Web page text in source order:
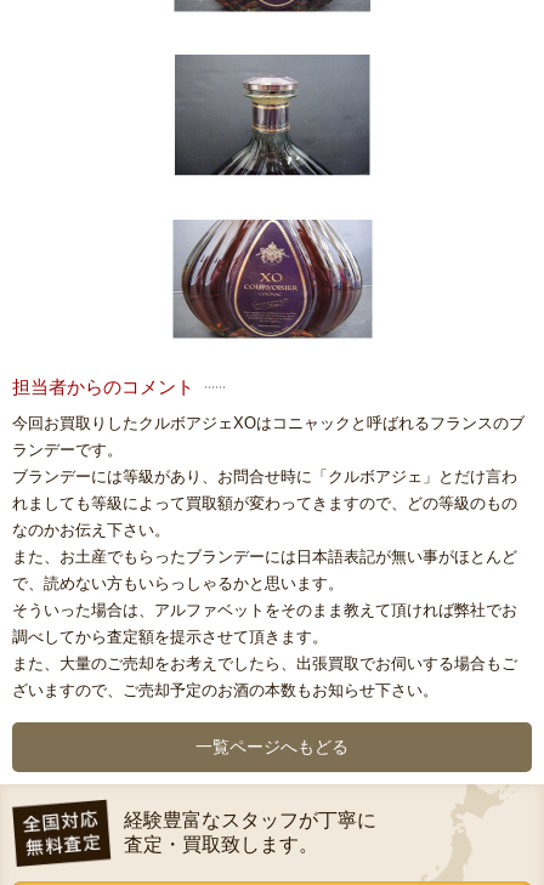
担当者からのコメント
今回お買取りしたクルボアジェXOはコニャックと呼ばれるフランスのブ
ランデーです。
ブランデーには等級があり、お問合せ時に「クルボアジェ」とだけ言わ
れましても等級によって買取額が変わってきますので、どの等級のもの
なのかお伝え下さい。
また、お土産でもらったブランデーには日本語表記が無い事がほとんど
で、読めない方もいらっしゃるかと思います。
そういった場合は、アルファベットをそのまま教えて頂ければ弊社でお
調べしてから査定額を提示させて頂きます。
また、大量のご売却をお考えでしたら、出張買取でお伺いする場合もご
ざいますので、ご売却予定のお酒の本数もお知らせ下さい。
一覧ページへもどる
経験豊富なスタッフが丁寧に
査定・買取致します。